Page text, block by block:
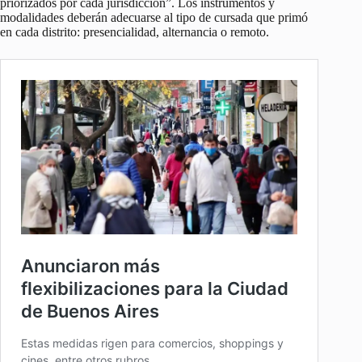
modalidades deberán adecuarse al tipo de cursada que primó
en cada distrito: presencialidad, alternancia o remoto.